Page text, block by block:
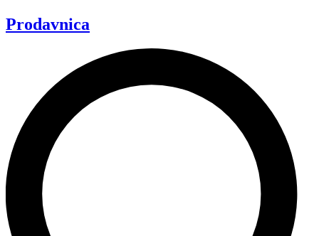
Prodavnica